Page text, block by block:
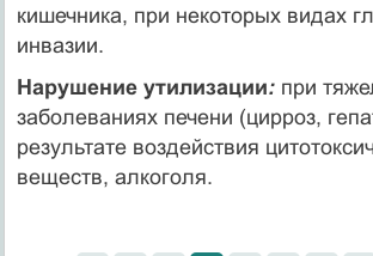
кишечника, при некоторых видах
инвазии.
Нарушение утилизации: при
заболеваниях печени (цирроз,
результате воздействия
веществ, алкоголя.